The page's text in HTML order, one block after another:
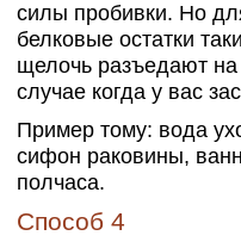
силы пробивки. Но
белковые остатки
щелочь разъедают
случае когда у вас
Пример тому: вода
сифон раковины,
полчаса.
Способ 4